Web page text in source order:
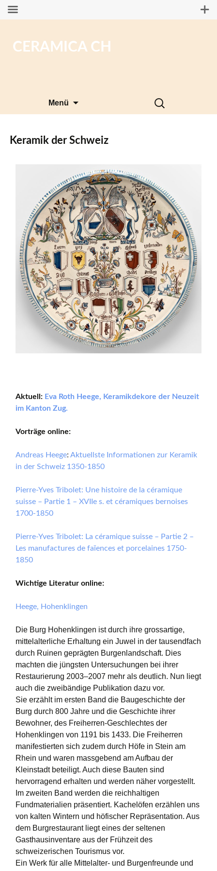
CERAMICA CH
Menü
Suchen
nach:
Keramik der Schweiz
Aktuell: Eva Roth Heege, Keramikdekore der Neuzeit
im Kanton Zug.
Vorträge online:
Andreas Heege: Aktuellste Informationen zur Keramik
in der Schweiz 1350-1850
Pierre-Yves Tribolet: Une histoire de la céramique
suisse – Partie 1 – XVIIe s. et céramiques bernoises
1700-1850
Pierre-Yves Tribolet: La céramique suisse – Partie 2 –
Les manufactures de faïences et porcelaines 1750-
1850
Wichtige Literatur online:
Heege, Hohenklingen
Die Burg Hohenklingen ist durch ihre grossartige,
mittelalterliche Erhaltung ein Juwel in der tausendfach
durch Ruinen geprägten Burgenlandschaft. Dies
machten die jüngsten Untersuchungen bei ihrer
Restaurierung 2003–2007 mehr als deutlich. Nun liegt
auch die zweibändige Publikation dazu vor.
Sie erzählt im ersten Band die Baugeschichte der
Burg durch 800 Jahre und die Geschichte ihrer
Bewohner, des Freiherren-Geschlechtes der
Hohenklingen von 1191 bis 1433. Die Freiherren
manifestierten sich zudem durch Höfe in Stein am
Rhein und waren massgebend am Aufbau der
Kleinstadt beteiligt. Auch diese Bauten sind
hervorragend erhalten und werden näher vorgestellt.
Im zweiten Band werden die reichhaltigen
Fundmaterialien präsentiert. Kachelöfen erzählen uns
von kalten Wintern und höfischer Repräsentation. Aus
dem Burgrestaurant liegt eines der seltenen
Gasthausinventare aus der Frühzeit des
schweizerischen Tourismus vor.
Ein Werk für alle Mittelalter- und Burgenfreunde und